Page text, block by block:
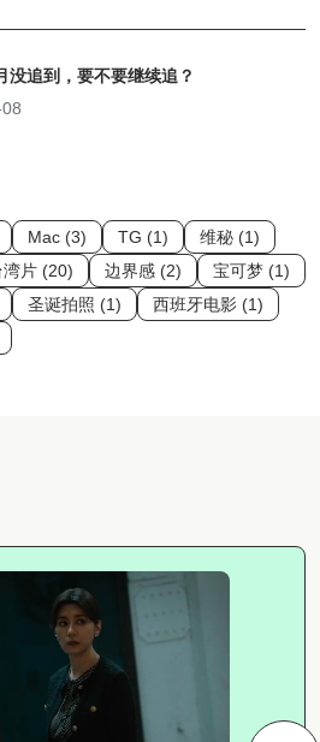
没追到，要不要继续追？
Mac (3) TG (1)
维秘 (1)
湾片 (20) 边界感 (2)
宝可梦 (1)
圣诞拍照 (1)
西班牙电影 (1)